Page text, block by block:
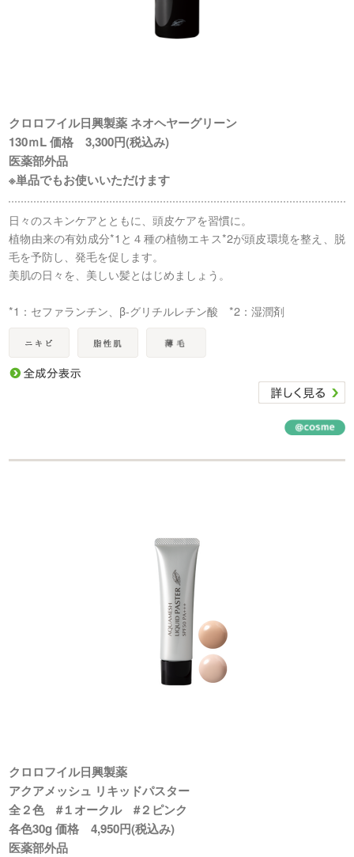
クロロフイル日興製薬 ネオヘヤーグリーン
130ｍL 価格 3,300円(税込み)
医薬部外品
※単品でもお使いいただけます
日々のスキンケアとともに、頭皮ケアを習慣に。
植物由来の有効成分*1と４種の植物エキス*2が頭皮環境を整え、脱
毛を予防し、発毛を促します。
美肌の日々を、美しい髪とはじめましょう。
*1：セファランチン、β-グリチルレチン酸 *2：湿潤剤
クロロフイル日興製薬
アクアメッシュ リキッドパスター
全２色 #１オークル #２ピンク
各色30g 価格 4,950円(税込み)
医薬部外品